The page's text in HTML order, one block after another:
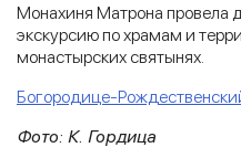
Монахиня Матрона провела
экскурсию по храмам и
монастырских святынях.
Богородице-
Фото: К. Гордица